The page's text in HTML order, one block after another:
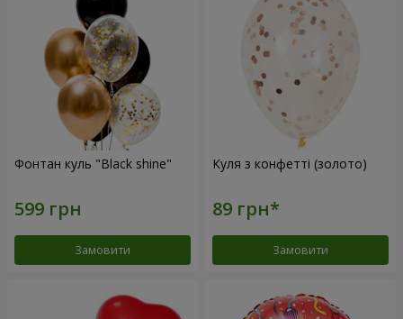
Фонтан куль "Black shine"
Замовити
Куля з конфетті (золото)
Замовити